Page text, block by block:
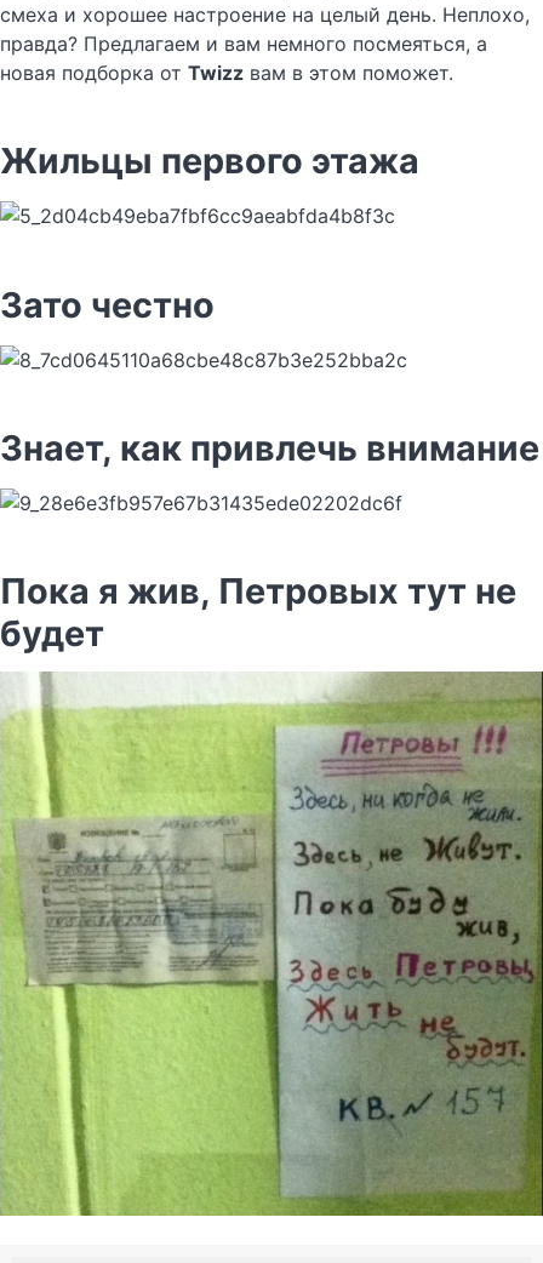
смеха и хорошее настроение на целый день. Неплохо,
правда? Предлагаем и вам немного посмеяться, а
новая подборка от Twizz вам в этом поможет.
Жильцы первого этажа
Зато честно
Знает, как привлечь внимание
Пока я жив, Петровых тут не
будет